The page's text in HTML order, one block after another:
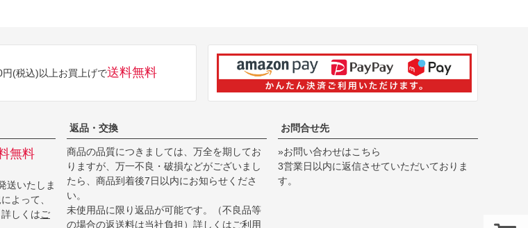
円(税込)以上お買上げで送料無料
無料
送いたしま
よって、
しくはご
返品・交換
商品の品質につきましては、万全を期してお
りますが、万一不良・破損などがございまし
たら、商品到着後7日以内にお知らせくださ
い。
未使用品に限り返品が可能です。（不良品等
の場合の返送料は当社負担）詳しくはご利用
お問合せ先
»お問い合わせはこちら
3営業日以内に返信させていただいておりま
す。